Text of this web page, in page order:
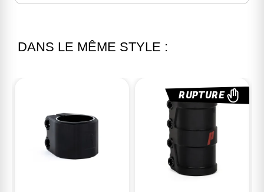
DANS LE MÊME STYLE :
RUPTURE